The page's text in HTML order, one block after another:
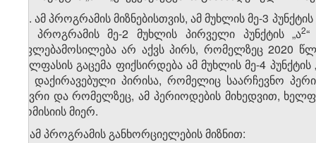
. ამ პროგრამის მიზნებისთვის, ამ მუხლის მე-3
ამ პროგრამის მე-2 მუხლის პირველი პუნქტის „ა​​2“
უფლებამოსილება არ აქვს პირს, რომელზეც 2020
ხელფასის გაცემა ფიქსირდება ამ მუხლის მე-4
იმ დაქირავებული პირისა, რომელიც საარჩევნო
წევრი და რომელზეც, ამ პერიოდების მიხედვით,
კომისიის მიერ.
5. ამ პროგრამის განხორციელების მიზნით: